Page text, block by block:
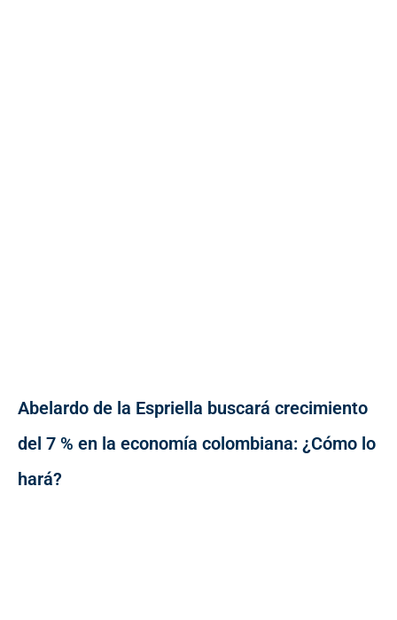
Abelardo de la Espriella buscará crecimiento
del 7 % en la economía colombiana: ¿Cómo lo
hará?